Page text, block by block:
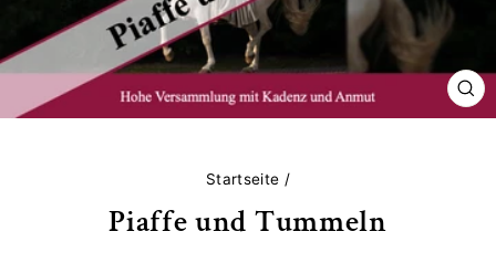
Startseite /
Piaffe und Tummeln